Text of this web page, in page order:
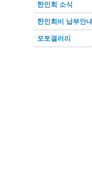
한인회 소식
한인회비 납부안내
포토갤러리